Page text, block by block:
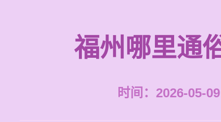
福州哪里通
时间：2026-05-